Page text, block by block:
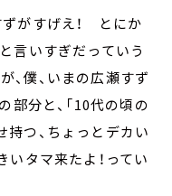
ずがすげえ！ とにか
言いすぎだっていう
、僕、いまの広瀬すず
部分と、「10代の頃の
持つ、ちょっとデカい
いタマ来たよ！ってい